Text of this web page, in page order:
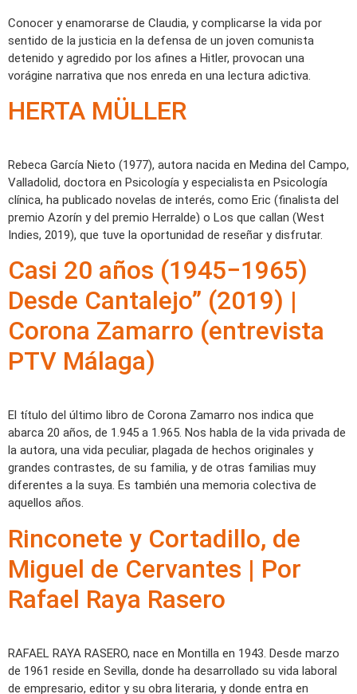
Conocer y enamorarse de Claudia, y complicarse la vida por
sentido de la justicia en la defensa de un joven comunista
detenido y agredido por los afines a Hitler, provocan una
vorágine narrativa que nos enreda en una lectura adictiva.
HERTA MÜLLER
Rebeca García Nieto (1977), autora nacida en Medina del Campo,
Valladolid, doctora en Psicología y especialista en Psicología
clínica, ha publicado novelas de interés, como Eric (finalista del
premio Azorín y del premio Herralde) o Los que callan (West
Indies, 2019), que tuve la oportunidad de reseñar y disfrutar.
Casi 20 años (1945−1965)
Desde Cantalejo” (2019) |
Corona Zamarro (entrevista
PTV Málaga)
El título del último libro de Corona Zamarro nos indica que
abarca 20 años, de 1.945 a 1.965. Nos habla de la vida privada de
la autora, una vida peculiar, plagada de hechos originales y
grandes contrastes, de su familia, y de otras familias muy
diferentes a la suya. Es también una memoria colectiva de
aquellos años.
Rinconete y Cortadillo, de
Miguel de Cervantes | Por
Rafael Raya Rasero
RAFAEL RAYA RASERO, nace en Montilla en 1943. Desde marzo
de 1961 reside en Sevilla, donde ha desarrollado su vida laboral
de empresario, editor y su obra literaria, y donde entra en